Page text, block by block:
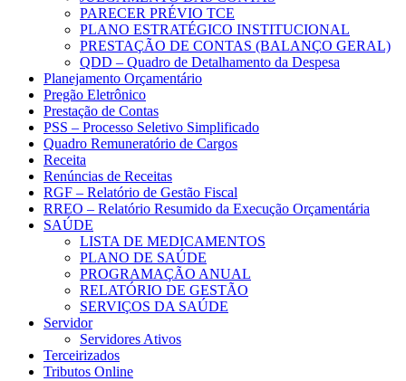
PARECER PRÉVIO TCE
PLANO ESTRATÉGICO INSTITUCIONAL
PRESTAÇÃO DE CONTAS (BALANÇO GERAL)
QDD – Quadro de Detalhamento da Despesa
Planejamento Orçamentário
Pregão Eletrônico
Prestação de Contas
PSS – Processo Seletivo Simplificado
Quadro Remuneratório de Cargos
Receita
Renúncias de Receitas
RGF – Relatório de Gestão Fiscal
RREO – Relatório Resumido da Execução Orçamentária
SAÚDE
LISTA DE MEDICAMENTOS
PLANO DE SAÚDE
PROGRAMAÇÃO ANUAL
RELATÓRIO DE GESTÃO
SERVIÇOS DA SAÚDE
Servidor
Servidores Ativos
Terceirizados
Tributos Online